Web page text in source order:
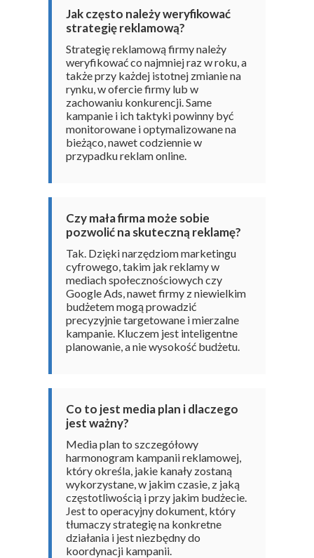
Jak często należy weryfikować
strategię reklamową?
Strategię reklamową firmy należy
weryfikować co najmniej raz w roku, a
także przy każdej istotnej zmianie na
rynku, w ofercie firmy lub w
zachowaniu konkurencji. Same
kampanie i ich taktyki powinny być
monitorowane i optymalizowane na
bieżąco, nawet codziennie w
przypadku reklam online.
Czy mała firma może sobie
pozwolić na skuteczną reklamę?
Tak. Dzięki narzędziom marketingu
cyfrowego, takim jak reklamy w
mediach społecznościowych czy
Google Ads, nawet firmy z niewielkim
budżetem mogą prowadzić
precyzyjnie targetowane i mierzalne
kampanie. Kluczem jest inteligentne
planowanie, a nie wysokość budżetu.
Co to jest media plan i dlaczego
jest ważny?
Media plan to szczegółowy
harmonogram kampanii reklamowej,
który określa, jakie kanały zostaną
wykorzystane, w jakim czasie, z jaką
częstotliwością i przy jakim budżecie.
Jest to operacyjny dokument, który
tłumaczy strategię na konkretne
działania i jest niezbędny do
koordynacji kampanii.